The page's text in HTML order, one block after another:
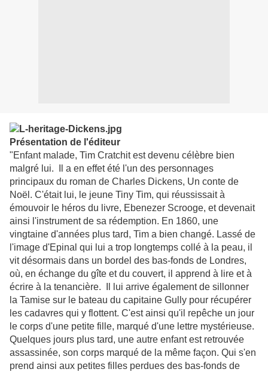
Présentation de l'éditeur
"Enfant malade, Tim Cratchit est devenu célèbre bien
malgré lui. Il a en effet été l'un des personnages
principaux du roman de Charles Dickens, Un conte de
Noël. C'était lui, le jeune Tiny Tim, qui réussissait à
émouvoir le héros du livre, Ebenezer Scrooge, et devenait
ainsi l'instrument de sa rédemption. En 1860, une
vingtaine d'années plus tard, Tim a bien changé. Lassé de
l'image d'Epinal qui lui a trop longtemps collé à la peau, il
vit désormais dans un bordel des bas-fonds de Londres,
où, en échange du gîte et du couvert, il apprend à lire et à
écrire à la tenancière. Il lui arrive également de sillonner
la Tamise sur le bateau du capitaine Gully pour récupérer
les cadavres qui y flottent. C'est ainsi qu'il repêche un jour
le corps d'une petite fille, marqué d'une lettre mystérieuse.
Quelques jours plus tard, une autre enfant est retrouvée
assassinée, son corps marqué de la même façon. Qui s'en
prend ainsi aux petites filles perdues des bas-fonds de